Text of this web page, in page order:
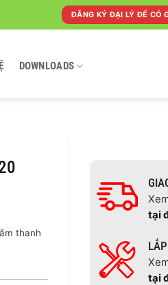
ĐĂNG KÝ ĐẠI LÝ ĐỂ CÓ
DOWNLOADS
tại
tại
thanh